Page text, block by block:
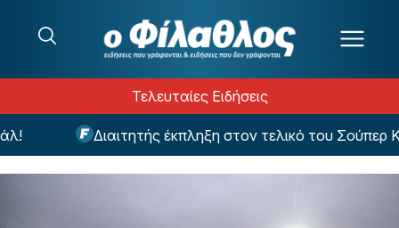
Τελευταίες Ειδήσεις
Διαιτητής έκπληξη στον τελικό του Σούπερ